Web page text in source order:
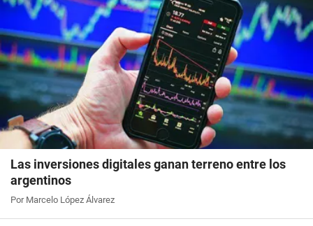
Las inversiones digitales ganan terreno entre los
argentinos
Por Marcelo López Álvarez